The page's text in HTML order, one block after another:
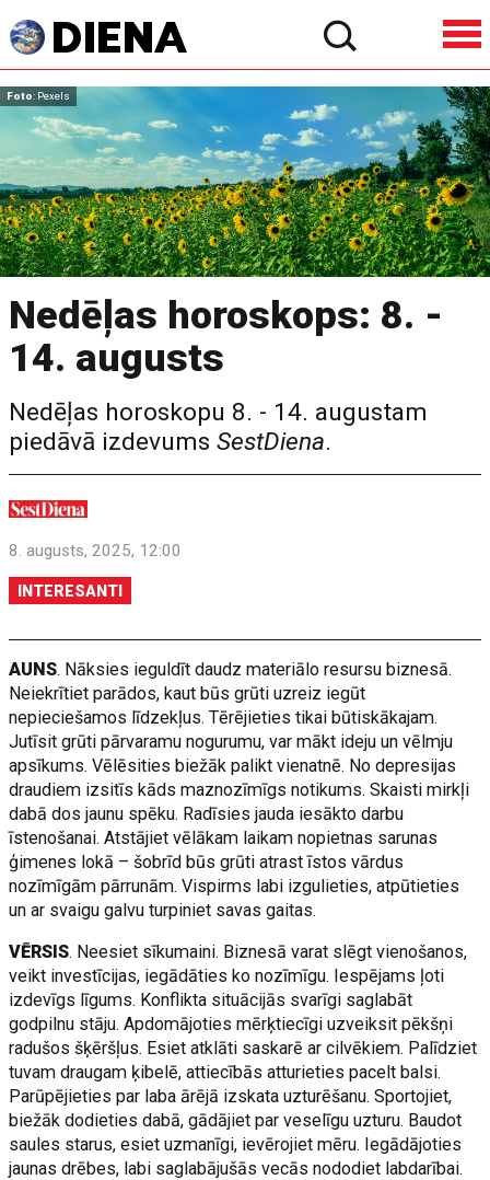
Foto: Pexels
Nedēļas horoskops: 8. -
14. augusts
Nedēļas horoskopu 8. - 14. augustam
piedāvā izdevumsSestDiena.
8. augusts, 2025, 12:00
INTERESANTI
AUNS. Nāksies ieguldīt daudz materiālo resursu biznesā.
Neiekrītiet parādos, kaut būs grūti uzreiz iegūt
nepieciešamos līdzekļus. Tērējieties tikai būtiskākajam.
Jutīsit grūti pārvaramu nogurumu, var mākt ideju un vēlmju
apsīkums. Vēlēsities biežāk palikt vienatnē. No depresijas
draudiem izsitīs kāds maznozīmīgs notikums. Skaisti mirkļi
dabā dos jaunu spēku. Radīsies jauda iesākto darbu
īstenošanai. Atstājiet vēlākam laikam nopietnas sarunas
ģimenes lokā – šobrīd būs grūti atrast īstos vārdus
nozīmīgām pārrunām. Vispirms labi izgulieties, atpūtieties
un ar svaigu galvu turpiniet savas gaitas.
VĒRSIS. Neesiet sīkumaini. Biznesā varat slēgt vienošanos,
veikt investīcijas, iegādāties ko nozīmīgu. Iespējams ļoti
izdevīgs līgums. Konflikta situācijās svarīgi saglabāt
godpilnu stāju. Apdomājoties mērķtiecīgi uzveiksit pēkšņi
radušos šķēršļus. Esiet atklāti saskarē ar cilvēkiem. Palīdziet
tuvam draugam ķibelē, attiecībās atturieties pacelt balsi.
Parūpējieties par laba ārējā izskata uzturēšanu. Sportojiet,
biežāk dodieties dabā, gādājiet par veselīgu uzturu. Baudot
saules starus, esiet uzmanīgi, ievērojiet mēru. Iegādājoties
jaunas drēbes, labi saglabājušās vecās nododiet labdarībai.